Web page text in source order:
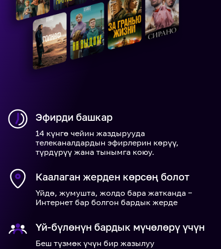
Эфирди башкар
14 күнгө чейин жаздырууда
телеканалдардын эфирлерин көрүү,
түрдүрүү жана тынымга коюу.
Каалаган жерден көрсөң болот
Үйдө, жумушта, жолдо бара жатканда −
Интернет бар болгон бардык жерде
Үй-бүлөнүн бардык мүчөлөрү үчүн
Беш түзмөк үчүн бир жазылуу